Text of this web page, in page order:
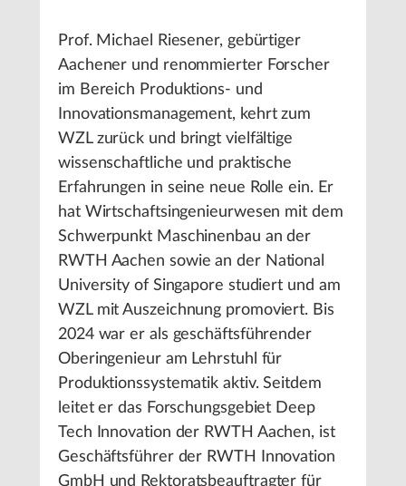
Prof. Michael Riesener, gebürtiger
Aachener und renommierter Forscher
im Bereich Produktions- und
Innovationsmanagement, kehrt zum
WZL zurück und bringt vielfältige
wissenschaftliche und praktische
Erfahrungen in seine neue Rolle ein. Er
hat Wirtschaftsingenieurwesen mit dem
Schwerpunkt Maschinenbau an der
RWTH Aachen sowie an der National
University of Singapore studiert und am
WZL mit Auszeichnung promoviert. Bis
2024 war er als geschäftsführender
Oberingenieur am Lehrstuhl für
Produktionssystematik aktiv. Seitdem
leitet er das Forschungsgebiet Deep
Tech Innovation der RWTH Aachen, ist
Geschäftsführer der RWTH Innovation
GmbH und Rektoratsbeauftragter für